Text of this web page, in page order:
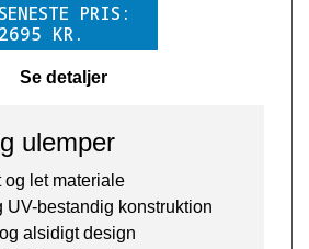
ulemper
og let materiale
UV-bestandig konstruktion
alsidigt design
SENESTE PRIS:
2695 KR.
Se detaljer